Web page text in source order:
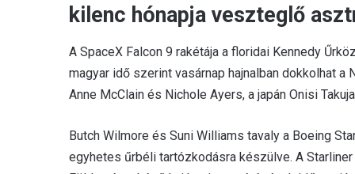
kilenc hónapja veszteglő
A SpaceX Falcon 9 rakétája a floridai Kennedy
magyar idő szerint vasárnap hajnalban dokkolhat
Anne McClain és Nichole Ayers, a japán Onisi
Butch Wilmore és Suni Williams tavaly a Boeing
egyhetes űrbéli tartózkodásra készülve. A